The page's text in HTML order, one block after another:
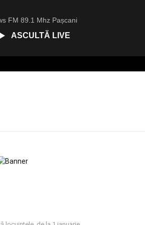
FM 89.1 Mhz Pașcani
ASCULTĂ LIVE